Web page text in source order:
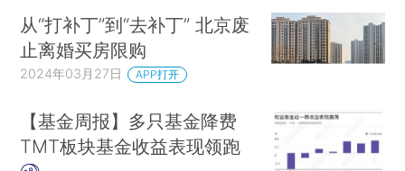
从“打补丁”到“去补丁” 北京废
止离婚买房限购
2024年03月27日 APP打开
【基金周报】多只基金降费
TMT板块基金收益表现领跑